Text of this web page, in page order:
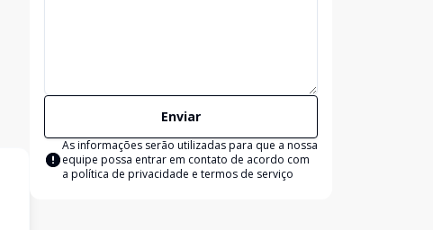
Enviar
As informações serão utilizadas para que a nossa
equipe possa entrar em contato de acordo com
a política de privacidade e termos de serviço